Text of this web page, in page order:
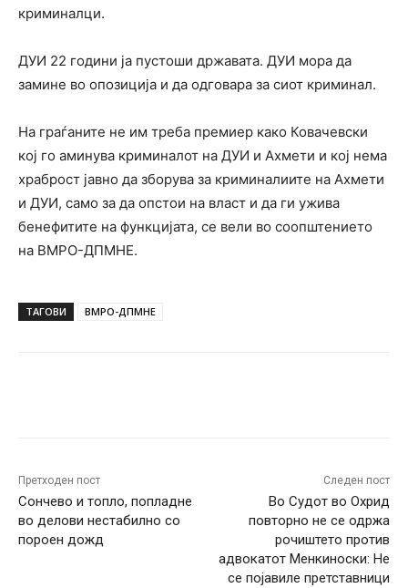
криминалци.
ДУИ 22 години ја пустоши државата. ДУИ мора да
замине во опозиција и да одговара за сиот криминал.
На граѓаните не им треба премиер како Ковачевски
кој го аминува криминалот на ДУИ и Ахмети и кој нема
храброст јавно да зборува за криминалиите на Ахмети
и ДУИ, само за да опстои на власт и да ги ужива
бенефитите на функцијата, се вели во соопштението
на ВМРО-ДПМНЕ.
ТАГОВИ ВМРО-ДПМНЕ
Претходен пост
Сончево и топло, попладне
во делови нестабилно со
пороен дожд
Следен пост
Во Судот во Охрид
повторно не се одржа
рочиштето против
адвокатот Менкиноски: Не
се појавиле претставници